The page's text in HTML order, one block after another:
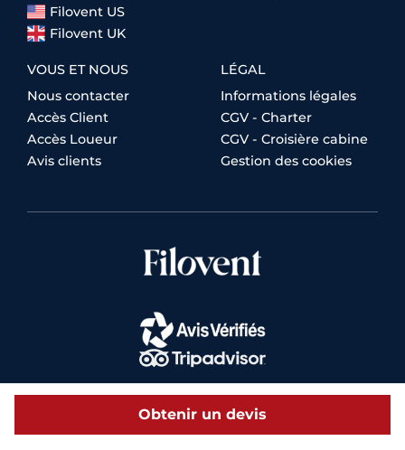
Obtenir un devis
Filovent US
Filovent UK
VOUS ET NOUS
Nous contacter
Accès Client
Accès Loueur
Avis clients
LÉGAL
Informations légales
CGV - Charter
CGV - Croisière cabine
Gestion des cookies
© 2026 Filovent